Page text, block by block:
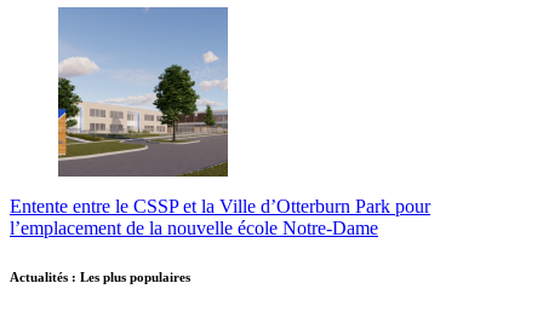
Entente entre le CSSP et la Ville d’Otterburn Park pour
l’emplacement de la nouvelle école Notre-Dame
Actualités : Les plus populaires